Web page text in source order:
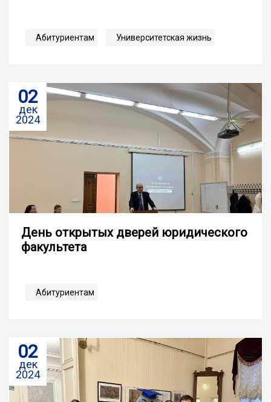
Абитуриентам Университетская жизнь
02
дек
2024
День открытых дверей юридического
факультета
Абитуриентам
02
дек
2024